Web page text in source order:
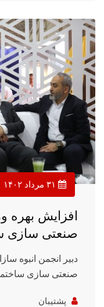
افزایش بهره
صنعتی سازی
دبیر انجمن انبوه
صنعتی سازی
پشتیبان